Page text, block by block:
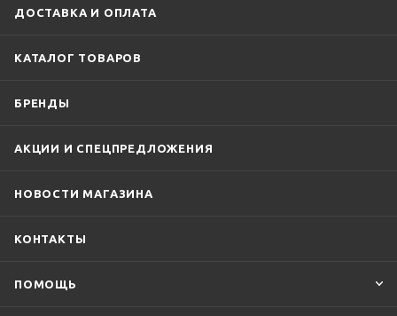
ДОСТАВКА И ОПЛАТА
КАТАЛОГ ТОВАРОВ
БРЕНДЫ
АКЦИИ И СПЕЦПРЕДЛОЖЕНИЯ
НОВОСТИ МАГАЗИНА
КОНТАКТЫ
ПОМОЩЬ